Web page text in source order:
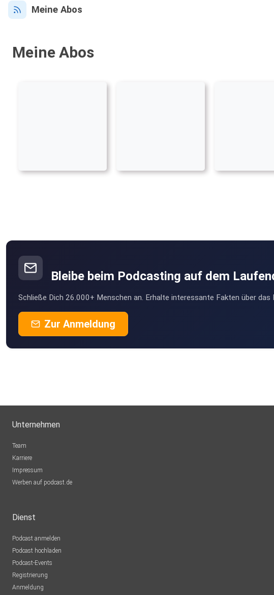
Meine Abos
Meine Abos
Bleibe beim Podcasting auf dem
Schließe Dich 26.000+ Menschen an. Erhalte interessante Fakten über
Zur Anmeldung
Unternehmen
Team
Karriere
Impressum
Werben auf podcast.de
Dienst
Podcast anmelden
Podcast hochladen
Podcast-Events
Registrierung
Anmeldung